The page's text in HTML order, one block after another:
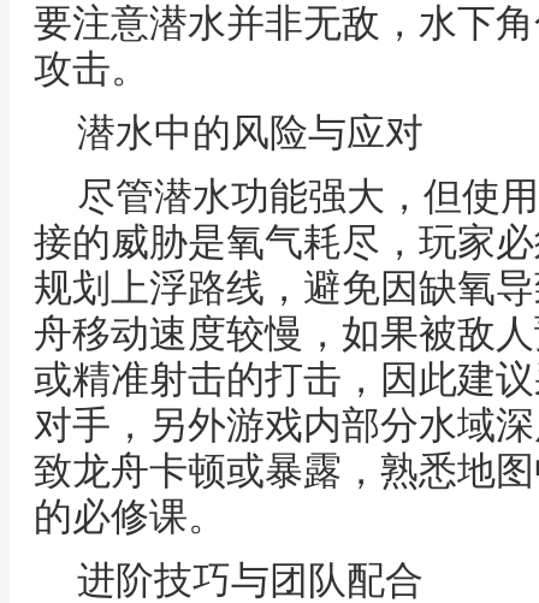
要注意潜水并非无敌，水下
攻击。
潜水中的风险与应对
尽管潜水功能强大，但使
接的威胁是氧气耗尽，玩家
规划上浮路线，避免因缺氧
舟移动速度较慢，如果被敌
或精准射击的打击，因此建
对手，另外游戏内部分水域
致龙舟卡顿或暴露，熟悉地
的必修课。
进阶技巧与团队配合